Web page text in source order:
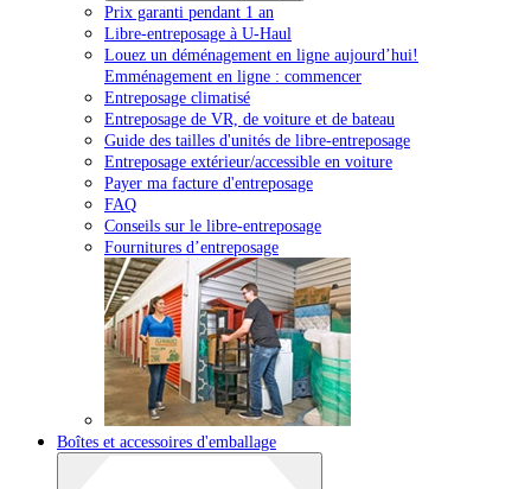
Prix garanti pendant 1 an
Libre-entreposage à U-Haul
Louez un déménagement en ligne aujourd’hui!
Emménagement en ligne : commencer
Entreposage climatisé
Entreposage de VR, de voiture et de bateau
Guide des tailles d'unités de libre-entreposage
Entreposage extérieur/accessible en voiture
Payer ma facture d'entreposage
FAQ
Conseils sur le libre-entreposage
Fournitures d’entreposage
Boîtes et accessoires d'emballage